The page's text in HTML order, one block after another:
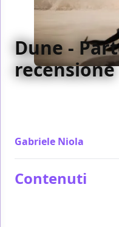
Dune -
recensione
Gabriele Niola
Contenuti